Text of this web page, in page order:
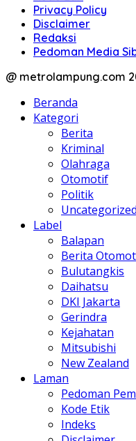
Privacy Policy
Disclaimer
Redaksi
Pedoman Media
@ metrolampung.com
Beranda
Kategori
Berita
Kriminal
Olahraga
Otomotif
Politik
Uncategorized
Label
Balapan
Berita
Bulutangkis
Daihatsu
DKI Jakarta
Gerindra
Kejahatan
Mitsubishi
New Zealand
Laman
Pedoman
Kode Etik
Indeks